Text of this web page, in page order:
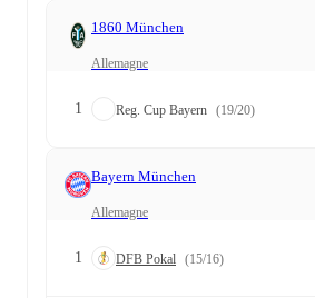
1860 München
Allemagne
1 Reg. Cup Bayern (19/20)
Bayern München
Allemagne
1 DFB Pokal (15/16)